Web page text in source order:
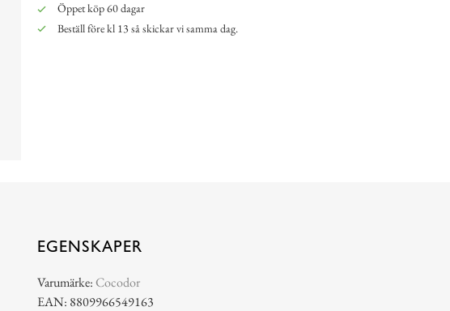
Öppet köp 60 dagar
Beställ före kl 13 så skickar vi samma dag.
EGENSKAPER
Varumärke:Cocodor
EAN: 8809966549163